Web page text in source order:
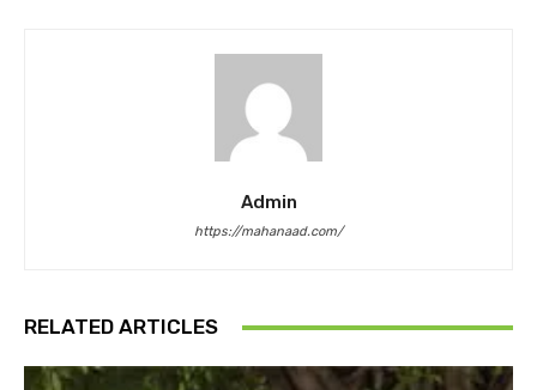
Admin
https://mahanaad.com/
RELATED ARTICLES